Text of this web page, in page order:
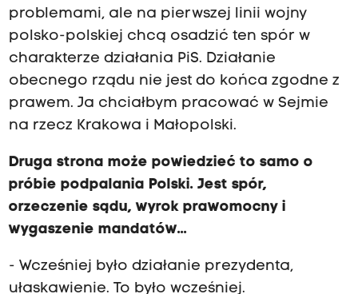
problemami, ale na pierwszej linii wojny
polsko-polskiej chcą osadzić ten spór w
charakterze działania PiS. Działanie
obecnego rządu nie jest do końca zgodne z
prawem. Ja chciałbym pracować w Sejmie
na rzecz Krakowa i Małopolski.
Druga strona może powiedzieć to samo o
próbie podpalania Polski. Jest spór,
orzeczenie sądu, wyrok prawomocny i
wygaszenie mandatów...
- Wcześniej było działanie prezydenta,
ułaskawienie. To było wcześniej.